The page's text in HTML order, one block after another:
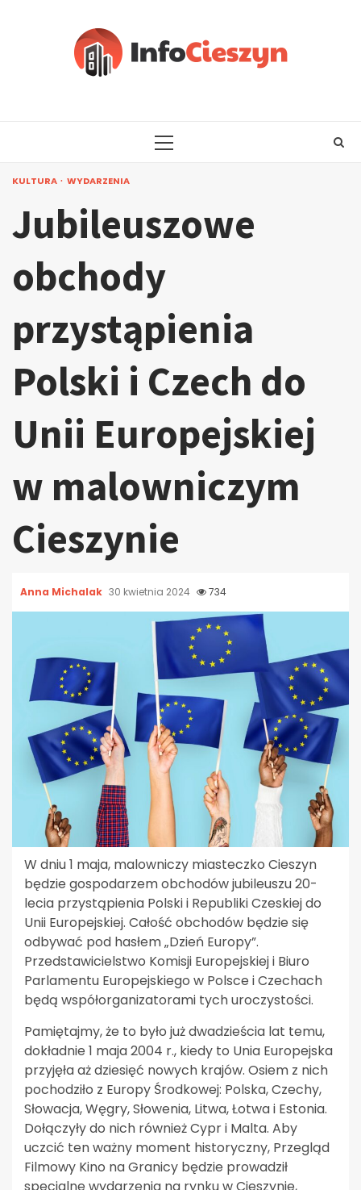
PRIMARY
KULTURA WYDARZENIA
Jubileuszowe
obchody
przystąpienia
Polski i Czech do
Unii Europejskiej
w malowniczym
Cieszynie
Anna Michalak 30 kwietnia 2024 734
W dniu 1 maja, malowniczy miasteczko Cieszyn
będzie gospodarzem obchodów jubileuszu 20-
lecia przystąpienia Polski i Republiki Czeskiej do
Unii Europejskiej. Całość obchodów będzie się
odbywać pod hasłem „Dzień Europy”.
Przedstawicielstwo Komisji Europejskiej i Biuro
Parlamentu Europejskiego w Polsce i Czechach
będą współorganizatorami tych uroczystości.
Pamiętajmy, że to było już dwadzieścia lat temu,
dokładnie 1 maja 2004 r., kiedy to Unia Europejska
przyjęła aż dziesięć nowych krajów. Osiem z nich
pochodziło z Europy Środkowej: Polska, Czechy,
Słowacja, Węgry, Słowenia, Litwa, Łotwa i Estonia.
Dołączyły do nich również Cypr i Malta. Aby
uczcić ten ważny moment historyczny, Przegląd
Filmowy Kino na Granicy będzie prowadził